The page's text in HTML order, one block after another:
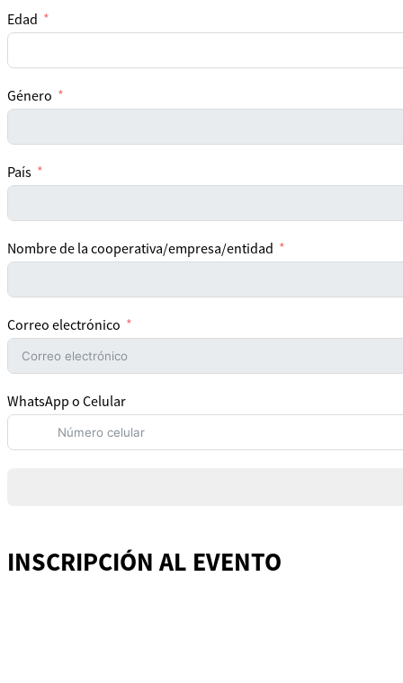
Edad
Género
País
Nombre de la cooperativa/empresa/entidad
Correo electrónico
WhatsApp o Celular
INSCRIPCIÓN AL EVENTO